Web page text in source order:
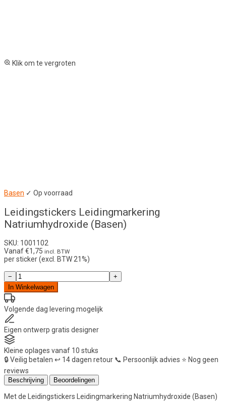
Klik om te vergroten
Basen ✓ Op voorraad
Leidingstickers Leidingmarkering
Natriumhydroxide (Basen)
SKU: 1001102
Vanaf€1,75 incl. BTW
per sticker (excl. BTW 21%)
Leidingstickers
Leidingmarkering
Natriumhydroxide
(Basen)
aantal
−
+
In Winkelwagen
Volgende dag levering mogelijk
Eigen ontwerp gratis designer
Kleine oplages vanaf 10 stuks
🔒Veilig betalen ↩️ 14 dagen retour 📞 Persoonlijk advies ⭐ Nog geen
reviews
Beschrijving Beoordelingen
Met de Leidingstickers Leidingmarkering Natriumhydroxide (Basen)